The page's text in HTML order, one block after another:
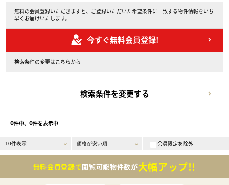
無料の会員登録いただきますと、ご登録いただいた希望条件に一致する物件情報をいち
早くお届けいたします。
今すぐ無料会員登録!
検索条件の変更はこちらから
検索条件を変更する
0件中、 0件を表示中
会員限定を除外
無料会員登録で閲覧可能物件数が大幅アップ!!